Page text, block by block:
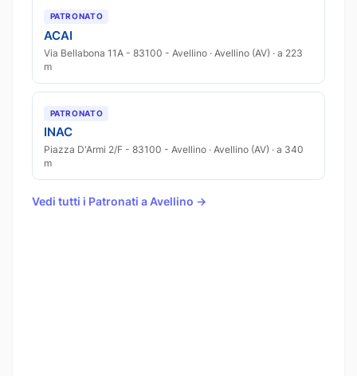
PATRONATO
ACAI
Via Bellabona 11A - 83100 - Avellino · Avellino (AV) · a 223
m
PATRONATO
INAC
Piazza D'Armi 2/F - 83100 - Avellino · Avellino (AV) · a 340
m
Vedi tutti i Patronati a Avellino →